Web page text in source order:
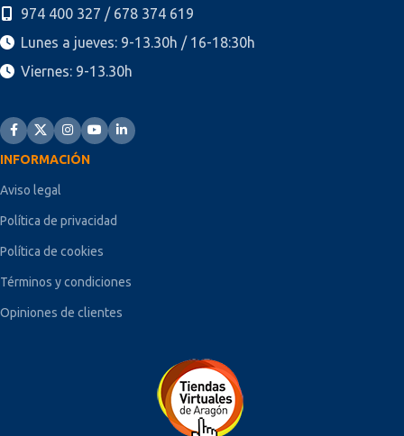
974 400 327 / 678 374 619
Lunes a jueves: 9-13.30h / 16-18:30h
Viernes: 9-13.30h
INFORMACIÓN
Aviso legal
Política de privacidad
Política de cookies
Términos y condiciones
Opiniones de clientes